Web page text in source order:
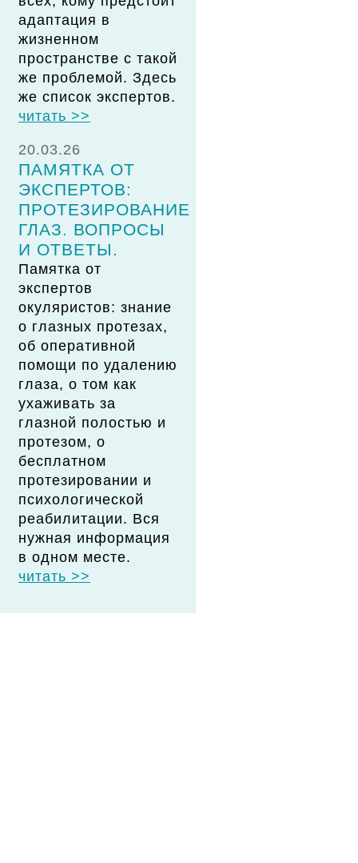
адаптация в
жизненном
пространстве с такой
же проблемой. Здесь
же список экспертов.
читать >>
20.03.26
ПАМЯТКА ОТ
ЭКСПЕРТОВ:
ПРОТЕЗИРОВАНИЕ
ГЛАЗ. ВОПРОСЫ
И ОТВЕТЫ.
Памятка от
экспертов
окуляристов: знание
о глазных протезах,
об оперативной
помощи по удалению
глаза, о том как
ухаживать за
глазной полостью и
протезом, о
бесплатном
протезировании и
психологической
реабилитации. Вся
нужная информация
в одном месте.
читать >>